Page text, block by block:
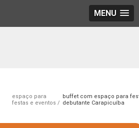
MENU
espaço para
festas e eventos
buffet com espaço para
debutante Carapicuíba